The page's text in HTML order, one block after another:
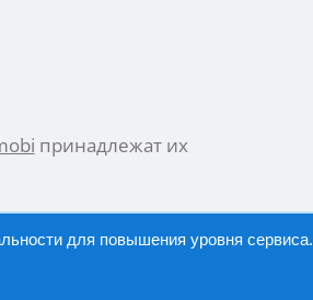
принадлежат их
для повышения уровня сервиса.